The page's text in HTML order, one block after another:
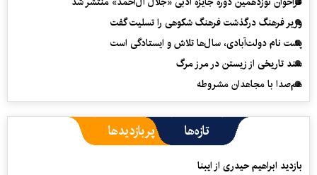
وزیر فرهنگ درگذشت فرهنگ شکوهی را تسلیت گفت
پشت نام دولت‌آبادی، سال‌ها تلاش و ایستادگی است
سند تاریخی از زیستن در مرز مرگ
هم‌صدا با مجاهدان مشروطه
تازه‌ها پربازدیدها
بازدید ابراهیم حیدری از ایبنا